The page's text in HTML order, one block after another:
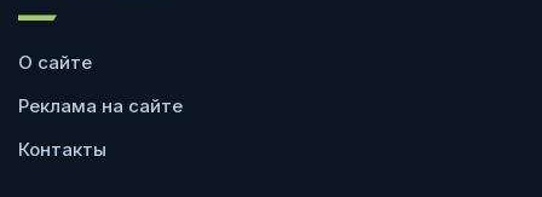
О сайте
Реклама на сайте
Контакты